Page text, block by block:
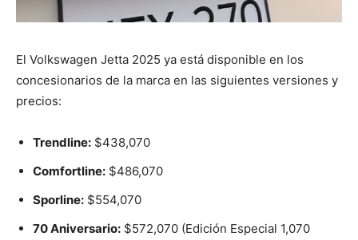
El Volkswagen Jetta 2025 ya está disponible en los
concesionarios de la marca en las siguientes versiones y
precios:
Trendline: $438,070
Comfortline: $486,070
Sporline: $554,070
70 Aniversario: $572,070 (Edición Especial 1,070